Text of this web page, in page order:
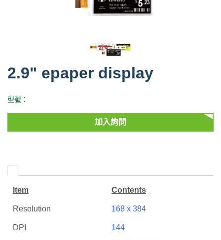
2.9" epaper display
型號：
加入詢問
Item Contents
Resolution 168 x 384
DPI 144